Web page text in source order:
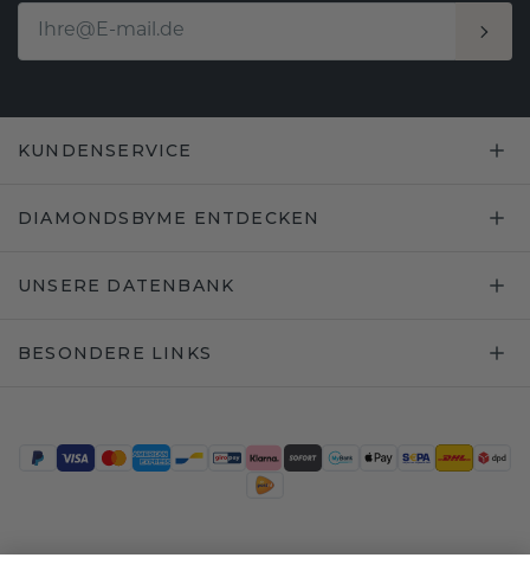
KUNDENSERVICE
DIAMONDSBYME ENTDECKEN
UNSERE DATENBANK
BESONDERE LINKS